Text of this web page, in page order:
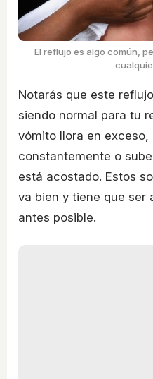
El reflujo es algo común,
Notarás que este
siendo normal para tu
vómito llora en exceso,
constantemente o
está acostado. Estos
va bien y tiene que ser
antes posible.